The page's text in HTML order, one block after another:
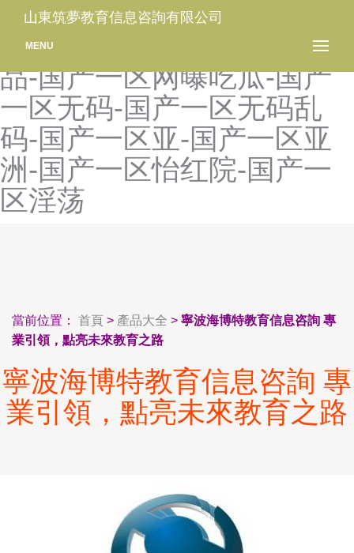
国产一区视频导航-国产一区
视频在线-国产一区四区精
品-国产一区网曝吃瓜-国产
一区无码-国产一区无码乱
码-国产一区亚-国产一区亚
洲-国产一区怡红院-国产一
区淫荡
山東筑夢教育信息咨詢有限公司
MENU
當前位置： 首頁 > 產品大全 > 寧波海博特教育信息咨詢 專
業引領，點亮未來教育之路
寧波海博特教育信息咨詢 專
業引領，點亮未來教育之路